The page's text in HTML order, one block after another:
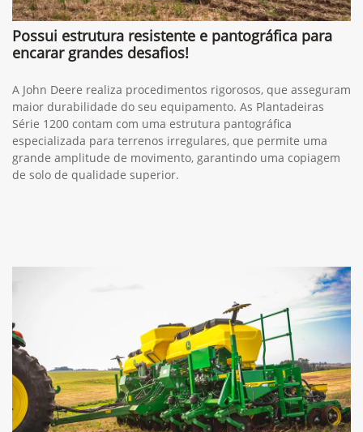
Possui estrutura resistente e pantográfica para
encarar grandes desafios!
A John Deere realiza procedimentos rigorosos, que asseguram
maior durabilidade do seu equipamento. As Plantadeiras
Série 1200 contam com uma estrutura pantográfica
especializada para terrenos irregulares, que permite uma
grande amplitude de movimento, garantindo uma copiagem
de solo de qualidade superior.